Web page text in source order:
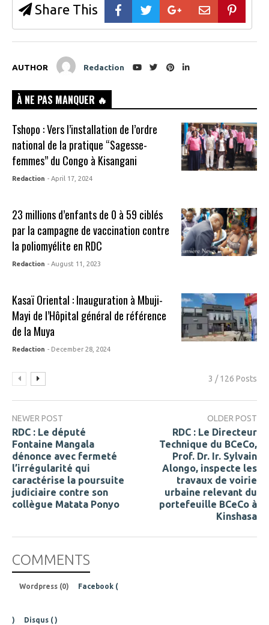
Share This
AUTHOR Redaction
À NE PAS MANQUER 🔥
Tshopo : Vers l’installation de l’ordre
national de la pratique “Sagesse-
femmes” du Congo à Kisangani
Redaction - April 17, 2024
23 millions d’enfants de 0 à 59 ciblés
par la campagne de vaccination contre
la poliomyélite en RDC
Redaction - August 11, 2023
Kasaï Oriental : Inauguration à Mbuji-
Mayi de l’Hôpital général de référence
de la Muya
Redaction - December 28, 2024
3 / 126 Posts
NEWER POST
RDC : Le député
Fontaine Mangala
dénonce avec fermeté
l’irrégularité qui
caractérise la poursuite
judiciaire contre son
collègue Matata Ponyo
OLDER POST
RDC : Le Directeur
Technique du BCeCo,
Prof. Dr. Ir. Sylvain
Alongo, inspecte les
travaux de voirie
urbaine relevant du
portefeuille BCeCo à
Kinshasa
COMMENTS
Wordpress (0) Facebook (
) Disqus ( )